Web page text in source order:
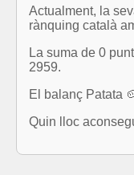
Actualment, la
rànquing català
La suma de 0
2959.
El balanç Patata
Quin lloc